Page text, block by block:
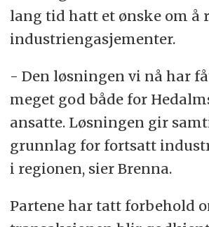
lang tid hatt et ønske om å
industriengasjementer.
- Den løsningen vi nå har
meget god både for
ansatte. Løsningen gir
grunnlag for fortsatt
i regionen, sier Brenna.
Partene har tatt forbehold